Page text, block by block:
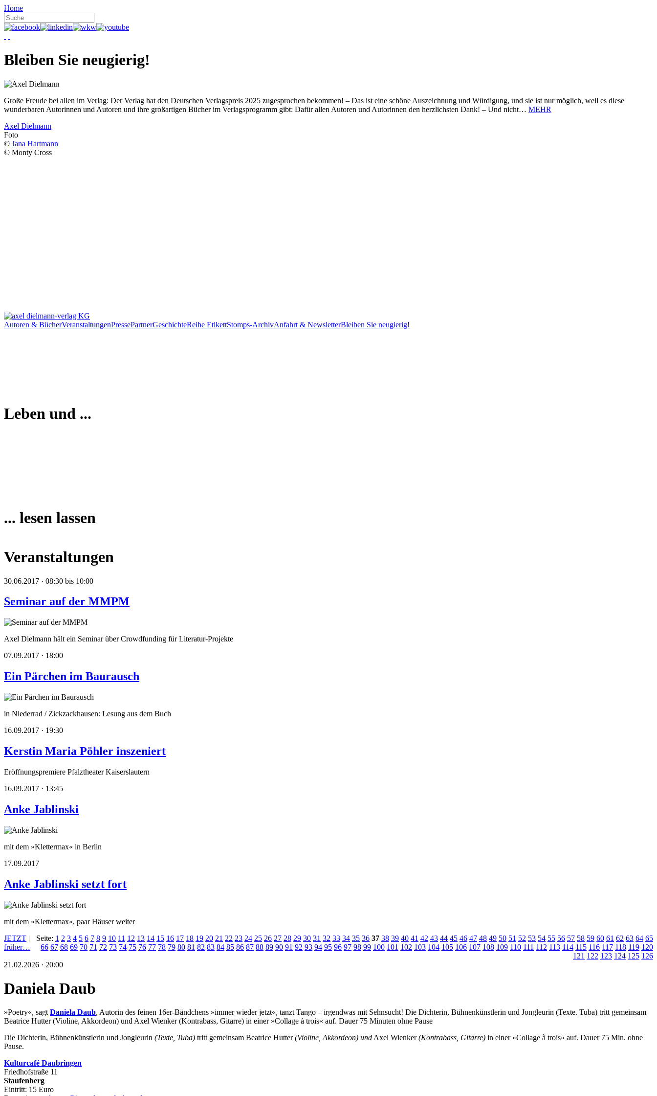
Home
Bleiben Sie neugierig!
Große Freude bei allen im Verlag: Der Verlag hat den Deutschen Verlagspreis 2025 zugesprochen bekommen! – Das ist eine schöne Auszeichnung und Würdigung, und sie ist nur möglich, weil es diese
wunderbaren Autorinnen und Autoren und ihre großartigen Bücher im Verlagsprogramm gibt: Dafür allen Autoren und Autorinnen den herzlichsten Dank! – Und nicht… MEHR
Axel Dielmann
Foto
© Jana Hartmann
© Monty Cross
Autoren & BücherVeranstaltungenPressePartnerGeschichteReihe EtikettStomps-ArchivAnfahrt & NewsletterBleiben Sie neugierig!
Leben und ...
... lesen lassen
Veranstaltungen
30.06.2017 · 08:30 bis 10:00
Seminar auf der MMPM
Axel Dielmann hält ein Seminar über Crowdfunding für Literatur-Projekte
07.09.2017 · 18:00
Ein Pärchen im Baurausch
in Niederrad / Zickzackhausen: Lesung aus dem Buch
16.09.2017 · 19:30
Kerstin Maria Pöhler inszeniert
Eröffnungspremiere Pfalztheater Kaiserslautern
16.09.2017 · 13:45
Anke Jablinski
mit dem »Klettermax« in Berlin
17.09.2017
Anke Jablinski setzt fort
mit dem »Klettermax«, paar Häuser weiter
JETZT |
früher…
Seite: 1 2 3 4 5 6 7 8 9 10 11 12 13 14 15 16 17 18 19 20 21 22 23 24 25 26 27 28 29 30 31 32 33 34 35 36 37 38 39 40 41 42 43 44 45 46 47 48 49 50 51 52 53 54 55 56 57 58 59 60 61 62 63 64 65
66 67 68 69 70 71 72 73 74 75 76 77 78 79 80 81 82 83 84 85 86 87 88 89 90 91 92 93 94 95 96 97 98 99 100 101 102 103 104 105 106 107 108 109 110 111 112 113 114 115 116 117 118 119 120
121 122 123 124 125 126
21.02.2026 · 20:00
Daniela Daub
»Poetry«, sagtDaniela Daub, Autorin des feinen 16er-Bändchens »immer wieder jetzt«, tanzt Tango – irgendwas mit Sehnsucht! Die Dichterin, Bühnenkünstlerin und Jongleurin (Texte. Tuba) tritt gemeinsam
Beatrice Hutter (Violine, Akkordeon) und Axel Wienker (Kontrabass, Gitarre) in einer »Collage à trois« auf. Dauer 75 Minuten ohne Pause
Die Dichterin, Bühnenkünstlerin und Jongleurin (Texte, Tuba) tritt gemeinsam Beatrice Hutter(Violine, Akkordeon) undAxel Wienker(Kontrabass, Gitarre) in einer »Collage à trois« auf. Dauer 75 Min. ohne
Pause.
Kulturcafé Daubringen
Friedhofstraße 11
Staufenberg
Eintritt: 15 Euro